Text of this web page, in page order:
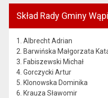
Skład Rady Gminy
1. Albrecht Adrian
2. Barwińska Małgorzata
3. Fabiszewski Michał
4. Gorczycki Artur
5. Klonowska Dominika
6. Krauza Sławomir